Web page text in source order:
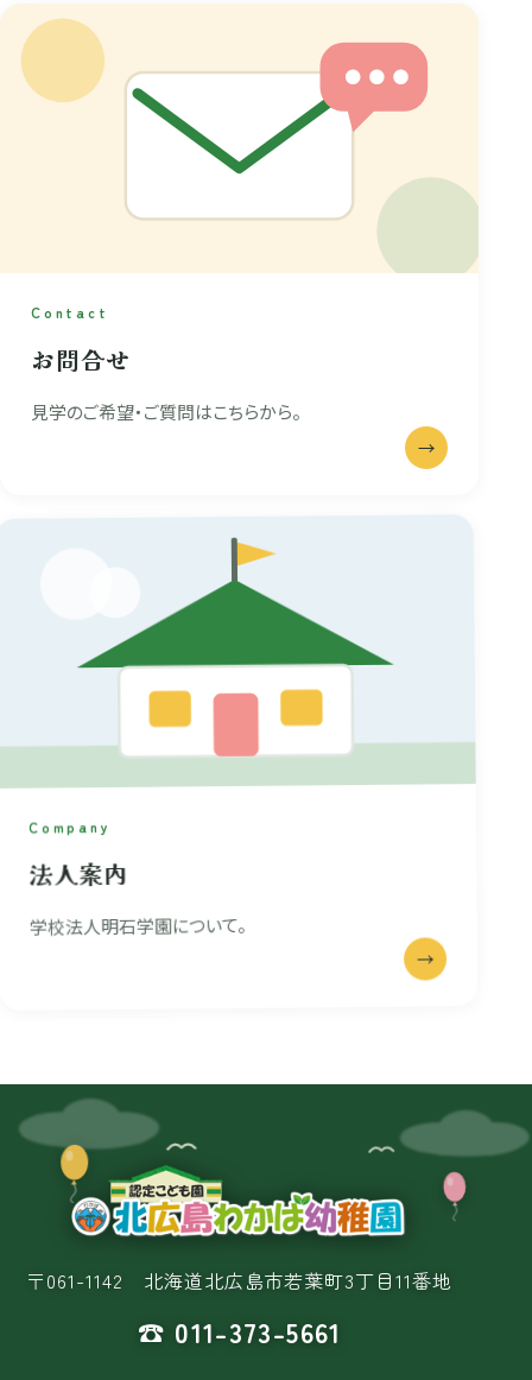
Contact
お問合せ
見学のご希望・ご質問はこちらから。
→
Company
法人案内
学校法人明石学園について。
→
〒061-1142 北海道北広島市若葉町3丁目11番地
☎ 011-373-5661